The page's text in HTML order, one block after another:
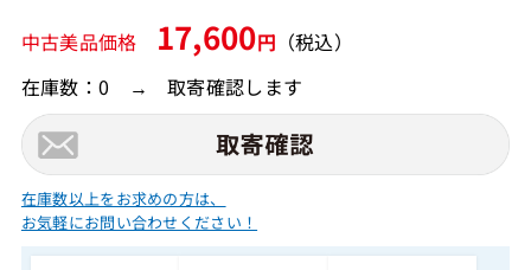
中古美品価格 17,600円 （税込）
在庫数：0 → 取寄確認します
在庫数以上をお求めの方は、
お気軽にお問い合わせください！